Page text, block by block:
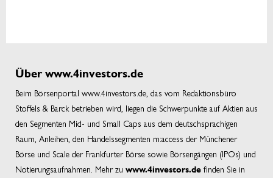
Über www.4investors.de
Beim Börsenportal www.4investors.de, das vom Redaktionsbüro
Stoffels & Barck betrieben wird, liegen die Schwerpunkte auf Aktien aus
den Segmenten Mid- und Small Caps aus dem deutschsprachigen
Raum, Anleihen, den Handelssegmenten m:access der Münchener
Börse und Scale der Frankfurter Börse sowie Börsengängen (IPOs) und
Notierungsaufnahmen. Mehr zu www.4investors.de finden Sie in